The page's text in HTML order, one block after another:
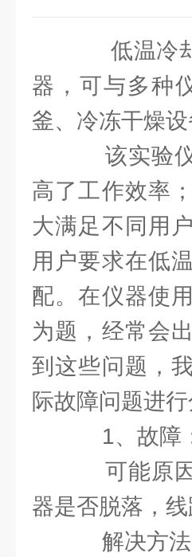
低温冷却
器，可与多种
釜、冷冻干燥
该实验仪
高了工作效率
大满足不同用
用户要求在低
配。在仪器使
为题，经常会
到这些问题，
际故障问题进行
1、故障
可能原因
器是否脱落，
解决方法